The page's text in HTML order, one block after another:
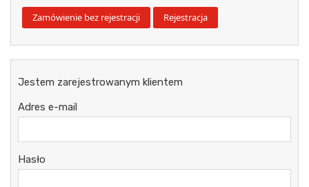
Jestem zarejestrowanym klientem
Adres e-mail
Hasło